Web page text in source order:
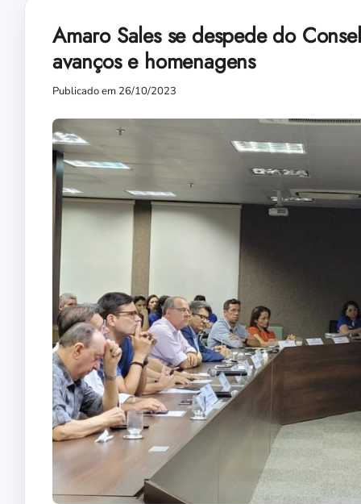
Amaro Sales se despede do
avanços e homenagens
Publicado em 26/10/2023